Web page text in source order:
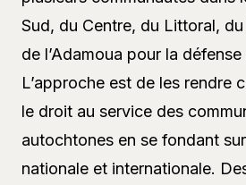
Sud, du Centre, du Littoral,
de l’Adamoua pour la
L’approche est de les rendre
le droit au service des
autochtones en se fondant
nationale et internationale.